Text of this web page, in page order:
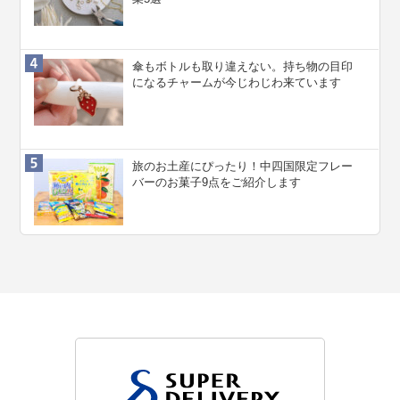
傘もボトルも取り違えない。持ち物の目印
になるチャームが今じわじわ来ています
旅のお土産にぴったり！中四国限定フレー
バーのお菓子9点をご紹介します